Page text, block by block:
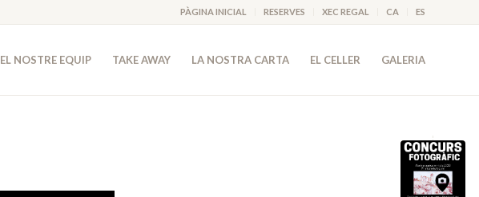
PÀGINA INICIAL RESERVES XEC REGAL CA ES
EL NOSTRE EQUIP TAKE AWAY LA NOSTRA CARTA EL CELLER GALERIA